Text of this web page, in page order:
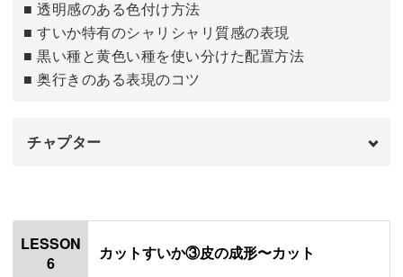
■ 透明感のある色付け方法
■ すいか特有のシャリシャリ質感の表現
■ 黒い種と黄色い種を使い分けた配置方法
■ 奥行きのある表現のコツ
チャプター
実の粘土を計量して着色する
実の形に整える
LESSON
6
カットすいか③皮の成形〜カット